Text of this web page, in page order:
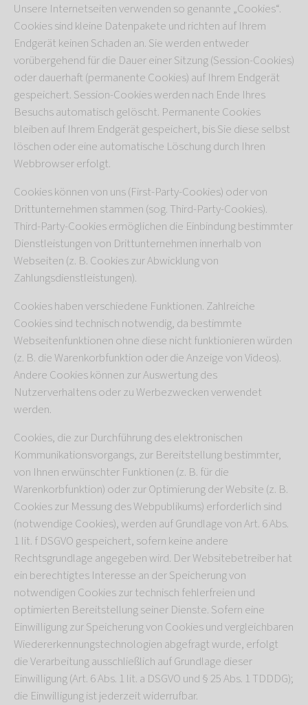
Unsere Internetseiten verwenden so genannte „Cookies“.
Cookies sind kleine Datenpakete und richten auf Ihrem
Endgerät keinen Schaden an. Sie werden entweder
vorübergehend für die Dauer einer Sitzung (Session-Cookies)
oder dauerhaft (permanente Cookies) auf Ihrem Endgerät
gespeichert. Session-Cookies werden nach Ende Ihres
Besuchs automatisch gelöscht. Permanente Cookies
bleiben auf Ihrem Endgerät gespeichert, bis Sie diese selbst
löschen oder eine automatische Löschung durch Ihren
Webbrowser erfolgt.
Cookies können von uns (First-Party-Cookies) oder von
Drittunternehmen stammen (sog. Third-Party-Cookies).
Third-Party-Cookies ermöglichen die Einbindung bestimmter
Dienstleistungen von Drittunternehmen innerhalb von
Webseiten (z. B. Cookies zur Abwicklung von
Zahlungsdienstleistungen).
Cookies haben verschiedene Funktionen. Zahlreiche
Cookies sind technisch notwendig, da bestimmte
Webseitenfunktionen ohne diese nicht funktionieren würden
(z. B. die Warenkorbfunktion oder die Anzeige von Videos).
Andere Cookies können zur Auswertung des
Nutzerverhaltens oder zu Werbezwecken verwendet
werden.
Cookies, die zur Durchführung des elektronischen
Kommunikationsvorgangs, zur Bereitstellung bestimmter,
von Ihnen erwünschter Funktionen (z. B. für die
Warenkorbfunktion) oder zur Optimierung der Website (z. B.
Cookies zur Messung des Webpublikums) erforderlich sind
(notwendige Cookies), werden auf Grundlage von Art. 6 Abs.
1 lit. f DSGVO gespeichert, sofern keine andere
Rechtsgrundlage angegeben wird. Der Websitebetreiber hat
ein berechtigtes Interesse an der Speicherung von
notwendigen Cookies zur technisch fehlerfreien und
optimierten Bereitstellung seiner Dienste. Sofern eine
Einwilligung zur Speicherung von Cookies und vergleichbaren
Wiedererkennungstechnologien abgefragt wurde, erfolgt
die Verarbeitung ausschließlich auf Grundlage dieser
Einwilligung (Art. 6 Abs. 1 lit. a DSGVO und § 25 Abs. 1 TDDDG);
die Einwilligung ist jederzeit widerrufbar.